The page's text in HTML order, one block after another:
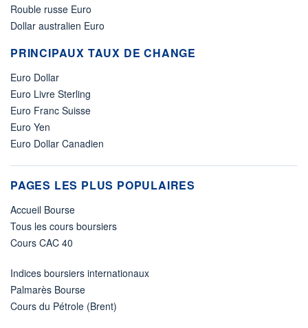
Rouble russe Euro
Dollar australien Euro
PRINCIPAUX TAUX DE CHANGE
Euro Dollar
Euro Livre Sterling
Euro Franc Suisse
Euro Yen
Euro Dollar Canadien
PAGES LES PLUS POPULAIRES
Accueil Bourse
Tous les cours boursiers
Cours CAC 40
Indices boursiers internationaux
Palmarès Bourse
Cours du Pétrole (Brent)